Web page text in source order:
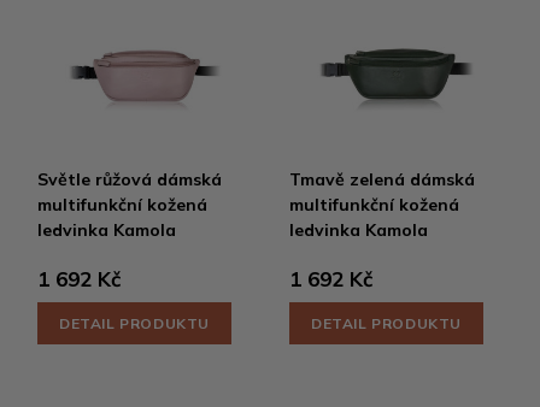
Světle růžová dámská
multifunkční kožená
ledvinka Kamola
1 692 Kč
DETAIL PRODUKTU
Tmavě zelená dámská
multifunkční kožená
ledvinka Kamola
1 692 Kč
DETAIL PRODUKTU